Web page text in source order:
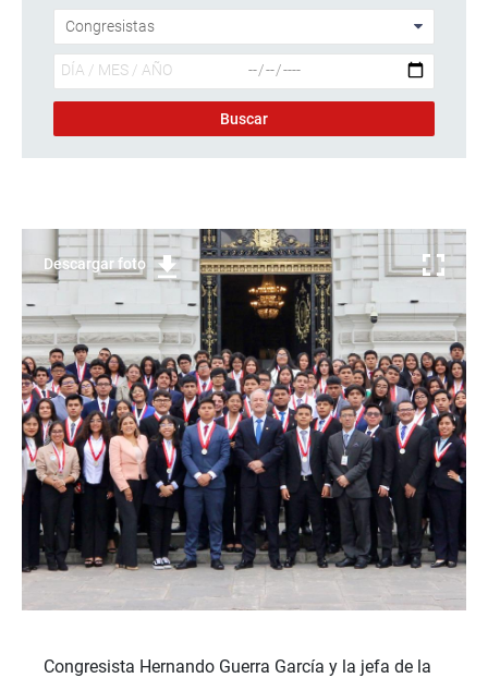
Descargar foto
Congresista Hernando Guerra García y la jefa de la